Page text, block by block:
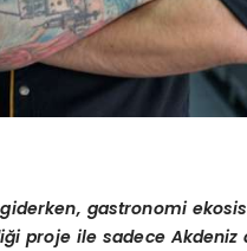
gastronomi
proje ile sadece